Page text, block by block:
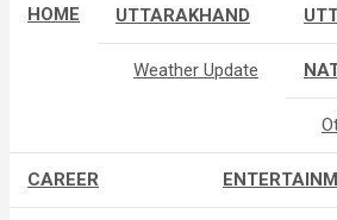
HOME UTTARAKHAND
Weather Update
CAREER